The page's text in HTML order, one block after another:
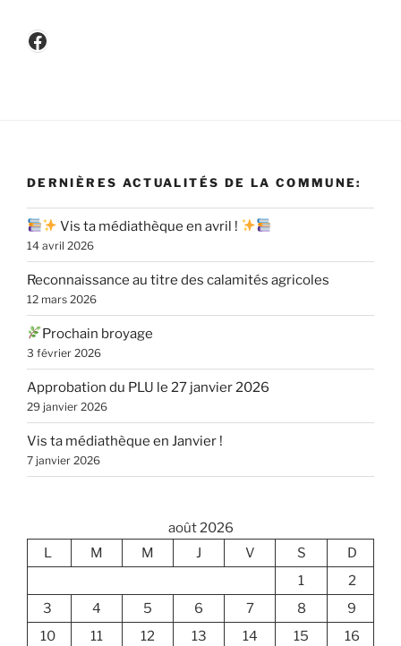
Facebook
DERNIÈRES ACTUALITÉS DE LA COMMUNE:
Vis ta médiathèque en avril !
14 avril 2026
Reconnaissance au titre des calamités agricoles
12 mars 2026
Prochain broyage
3 février 2026
Approbation du PLU le 27 janvier 2026
29 janvier 2026
Vis ta médiathèque en Janvier !
7 janvier 2026
août 2026
L
M M J V S
D
1
2
3
4 5 6 7 8
9
10
11 12 13 14 15
16